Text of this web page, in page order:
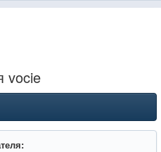
vocie